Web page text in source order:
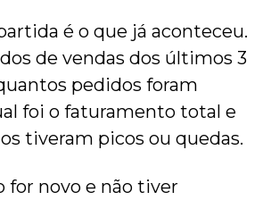
é o que já aconteceu.
de vendas dos últimos 3
pedidos foram
foi o faturamento total e
tiveram picos ou quedas.
for novo e não tiver